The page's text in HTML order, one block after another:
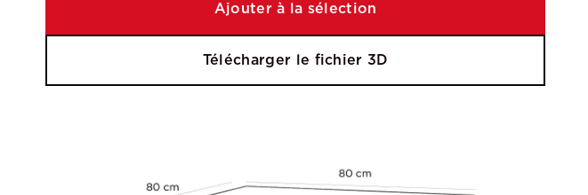
Ajouter à la sélection
Télécharger le fichier 3D